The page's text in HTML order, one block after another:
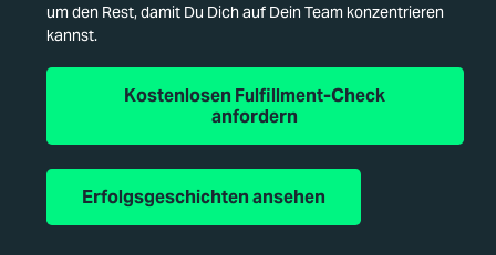
um den Rest, damit Du Dich auf Dein Team konzentrieren
kannst.
Kostenlosen Fulfillment-Check
anfordern
Erfolgsgeschichten ansehen